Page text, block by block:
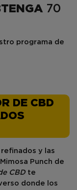
70
programa de
DE CBD
y las
Mimosa Punch de
CBD te
donde los